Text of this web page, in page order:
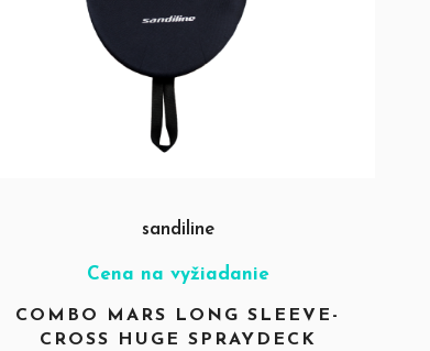
sandiline
Cena na vyžiadanie
COMBO MARS LONG SLEEVE-
CROSS HUGE SPRAYDECK